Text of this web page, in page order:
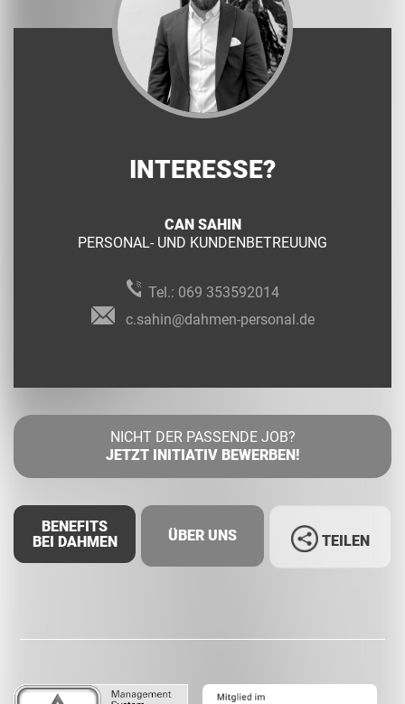
INTERESSE?
CAN SAHIN
PERSONAL- UND KUNDENBETREUUNG
Tel.: 069 353592014
c.sahin@dahmen-personal.de
NICHT DER PASSENDE JOB?
JETZT INITIATIV BEWERBEN!
BENEFITS
BEI DAHMEN
ÜBER UNS TEILEN